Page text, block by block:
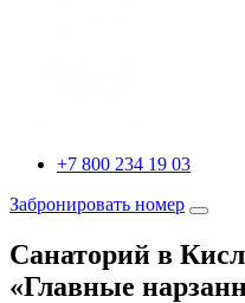
+7 800 234 19 03
Забронировать номер
Санаторий в
«Главные